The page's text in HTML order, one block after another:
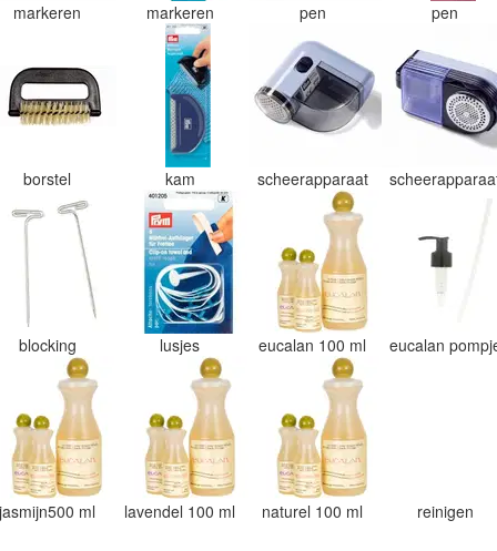
markeren markeren pen pen
borstel kam scheerapparaat
blocking lusjes eucalan 100 ml eucalan
jasmijn500 ml lavendel 100 ml naturel 100 ml reinigen